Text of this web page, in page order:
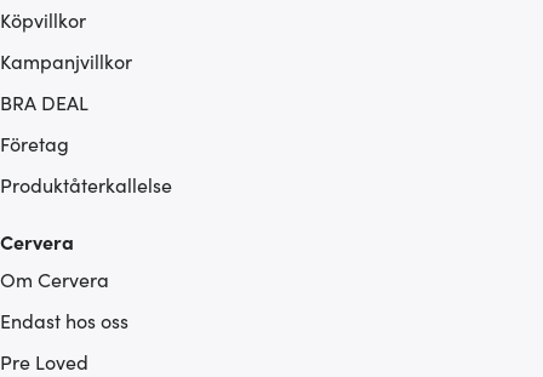
Köpvillkor
Kampanjvillkor
BRA DEAL
Företag
Produktåterkallelse
Cervera
Om Cervera
Endast hos oss
Pre Loved